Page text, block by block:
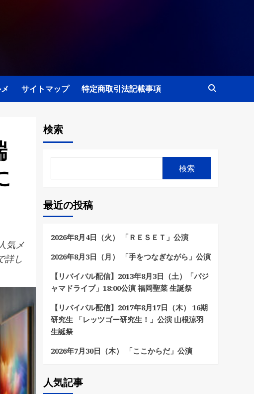
サイトマップ 特定商取引法記載事項
気メ
詳し
検索
検索
最近の投稿
2026年8月4日（火） 「ＲＥＳＥＴ」公演
2026年8月3日（月） 「手をつなぎながら」公演
【リバイバル配信】2013年8月3日（土）「パジ
ャマドライブ」18:00公演 福岡聖菜 生誕祭
【リバイバル配信】2017年8月17日（木） 16期
研究生 「レッツゴー研究生！」公演 山根涼羽
生誕祭
2026年7月30日（木） 「ここからだ」公演
人気記事